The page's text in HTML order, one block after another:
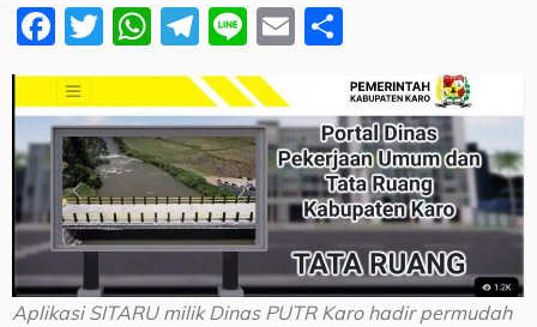
Facebook
Twitter
WhatsApp
Telegram
LineEmail
Aplikasi SITARU milik Dinas PUTR Karo hadir permudah